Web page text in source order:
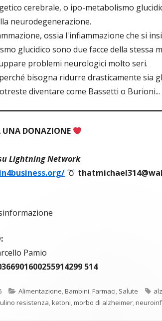
cerebrale, o ipo-metabolismo
neurodegenerazione.
ossia l'infiammazione che si
glucidico sono due facce della stessa
problemi neurologici molto seri.
bisogna ridurre drasticamente sia
diventare come Bassetti o Burioni...
UNA DONAZIONE
Lightning Network
Pamio
514
Categorie
Alimentazione,Bambini,Farmaci, Salute
resistenza,ketoni,morbo di alzheimer,